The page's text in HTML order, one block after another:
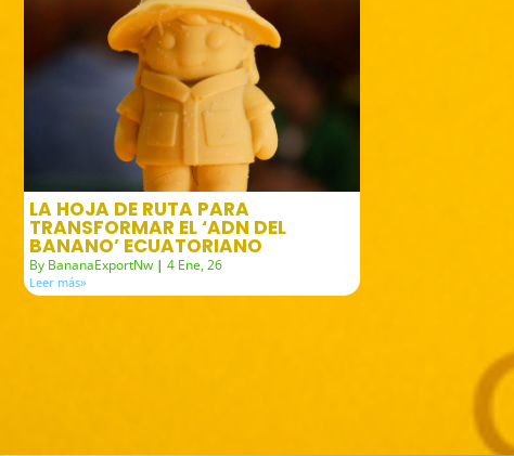
LA HOJA DE RUTA PARA
TRANSFORMAR EL ‘ADN DEL
BANANO’ ECUATORIANO
By BananaExportNw | 4 Ene, 26
Leer más»